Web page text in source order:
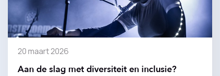
20 maart 2026
Aan de slag met diversiteit en inclusie?